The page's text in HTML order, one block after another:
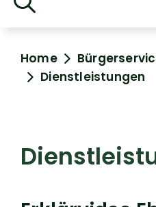
Home
Dienstleistungen